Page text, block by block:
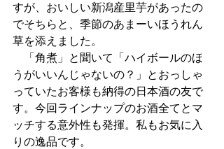
すが、おいしい新潟産里芋があったの
でそちらと、季節のあまーいほうれん
草を添えました。
「角煮」と聞いて「ハイボールのほ
うがいいんじゃないの？」とおっしゃ
っていたお客様も納得の日本酒の友で
す。今回ラインナップのお酒全てとマ
ッチする意外性も発揮。私もお気に入
りの逸品です。